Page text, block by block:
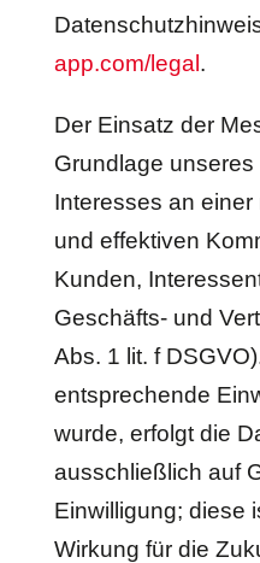
app.com/legal .
Der Einsatz der
Grundlage
Interesses an
und effektiven
Kunden,
Geschäfts- und
Abs. 1 lit. f
entsprechende
wurde, erfolgt die
ausschließlich auf
Einwilligung; diese
Wirkung für die